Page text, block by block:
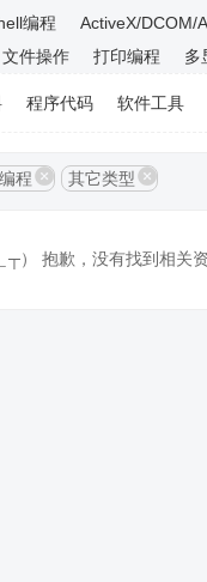
编程
ActiveX/DCOM/
文件操作 打印编程 多
程序代码 软件工具
程 其它类型
┬） 抱歉，没有找到相关